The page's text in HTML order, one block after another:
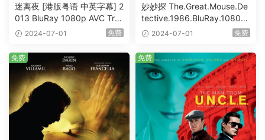
迷离夜 [港版粤语 中英字幕] 2
013 BluRay 1080p AVC Tru
eHD5.1 [BDISO 22.64GB]
2024-07-01 免费
妙妙探 The.Great.Mouse.De
tective.1986.BluRay.1080p.
AVC.DTS-HD.MA.5.1-HDHo
2024-07-01 免费
免费 免费